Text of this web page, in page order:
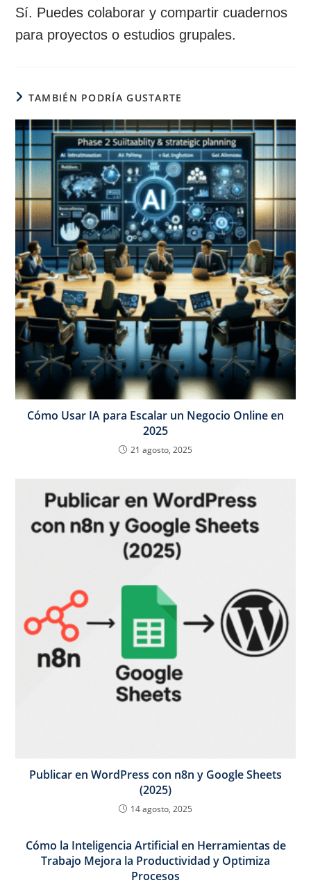
Sí. Puedes colaborar y compartir cuadernos
para proyectos o estudios grupales.
TAMBIÉN PODRÍA GUSTARTE
Cómo Usar IA para Escalar un Negocio Online en
2025
21 agosto, 2025
Publicar en WordPress con n8n y Google Sheets
(2025)
14 agosto, 2025
Cómo la Inteligencia Artificial en Herramientas de
Trabajo Mejora la Productividad y Optimiza
Procesos